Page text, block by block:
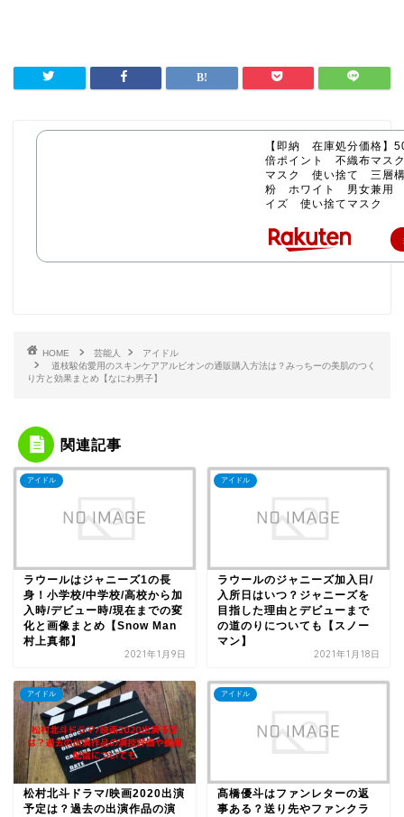
【即納 在庫処分価格
倍ポイント 不織布マ
マスク 使い捨て 三層
粉 ホワイト 男女兼用
イズ 使い捨てマスク
HOME 芸能人
アイドル
道枝駿佑愛用のスキンケアアルビオンの通販購入方法は？みっちーの美肌のつく
り方と効果まとめ【なにわ男子】
関連記事
アイドル
ラウールはジャニーズ1の長
身！小学校/中学校/高校から加
入時/デビュー時/現在までの変
化と画像まとめ【Snow Man
村上真都】
2021年1月9日
アイドル
ラウールのジャニーズ加入日/
入所日はいつ？ジャニーズを
目指した理由とデビューまで
の道のりについても【スノー
マン】
2021年1月18日
アイドル
松村北斗ドラマ/映画2020出演
予定は？過去の出演作品の演
アイドル
髙橋優斗はファンレターの返
事ある？送り先やファンクラ